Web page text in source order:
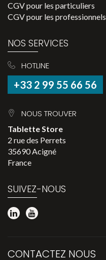
CGV pour les particuliers
CGV pour les professionnels
NOS SERVICES
HOTLINE
+33 2 99 55 66 56
NOUS TROUVER
Tablette Store
2 rue des Perrets
35690 Acigné
France
SUIVEZ-NOUS
CONTACTEZ NOUS